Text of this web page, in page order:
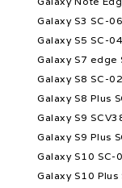
Galaxy S3 SC-
Galaxy S5 SC-
Galaxy S7 edge
Galaxy S8 SC-
Galaxy S8 Plus
Galaxy S9
Galaxy S9 Plus
Galaxy S10 SC-
Galaxy S10